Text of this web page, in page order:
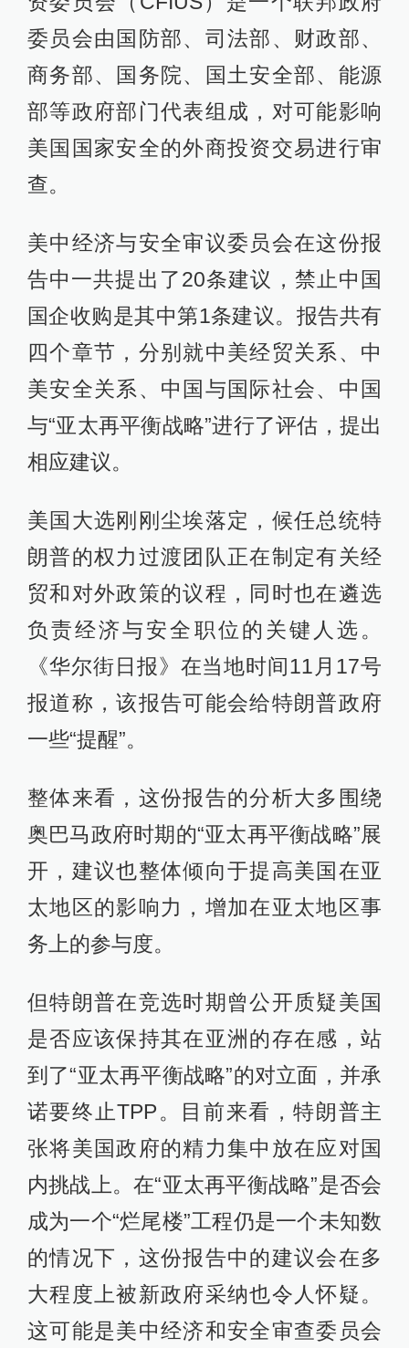
委员会由国防部、司法部、财政部、
商务部、国务院、国土安全部、能源
部等政府部门代表组成，对可能影响
美国国家安全的外商投资交易进行审
查。
美中经济与安全审议委员会在这份报
告中一共提出了20条建议，禁止中国
国企收购是其中第1条建议。报告共有
四个章节，分别就中美经贸关系、中
美安全关系、中国与国际社会、中国
与“亚太再平衡战略”进行了评估，提出
相应建议。
美国大选刚刚尘埃落定，候任总统特
朗普的权力过渡团队正在制定有关经
贸和对外政策的议程，同时也在遴选
负责经济与安全职位的关键人选。
《华尔街日报》在当地时间11月17号
报道称，该报告可能会给特朗普政府
一些“提醒”。
整体来看，这份报告的分析大多围绕
奥巴马政府时期的“亚太再平衡战略”展
开，建议也整体倾向于提高美国在亚
太地区的影响力，增加在亚太地区事
务上的参与度。
但特朗普在竞选时期曾公开质疑美国
是否应该保持其在亚洲的存在感，站
到了“亚太再平衡战略”的对立面，并承
诺要终止TPP。目前来看，特朗普主
张将美国政府的精力集中放在应对国
内挑战上。在“亚太再平衡战略”是否会
成为一个“烂尾楼”工程仍是一个未知数
的情况下，这份报告中的建议会在多
大程度上被新政府采纳也令人怀疑。
这可能是美中经济和安全审查委员会